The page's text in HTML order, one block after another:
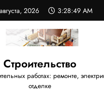
2026 3:28:49 AM
Строительство
работах: ремонте,
отделке